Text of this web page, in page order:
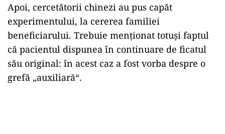
Apoi, cercetătorii chinezi au pus capăt
experimentului, la cererea familiei
beneficiarului. Trebuie menționat totuși faptul
că pacientul dispunea în continuare de ficatul
său original: în acest caz a fost vorba despre o
grefă „auxiliară“.